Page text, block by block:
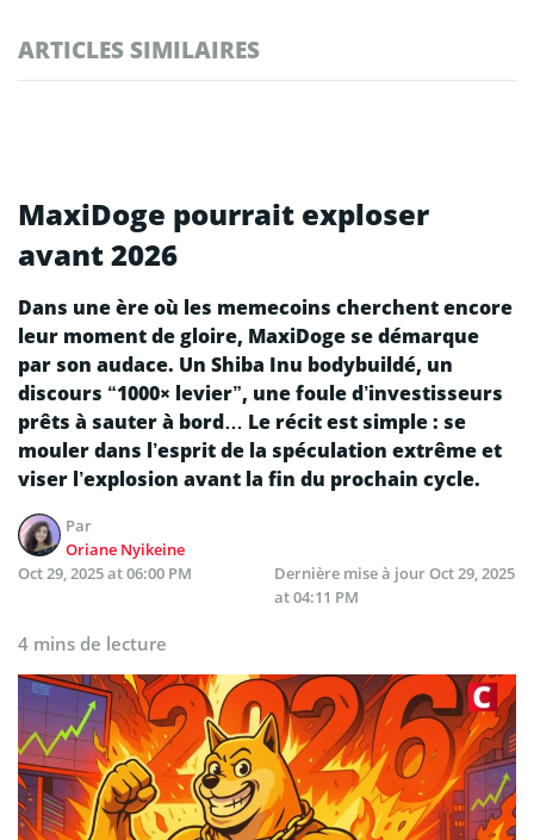
ARTICLES SIMILAIRES
MaxiDoge pourrait exploser
avant 2026
Dans une ère où les memecoins cherchent encore
leur moment de gloire, MaxiDoge se démarque
par son audace. Un Shiba Inu bodybuildé, un
discours “1000× levier”, une foule d’investisseurs
prêts à sauter à bord… Le récit est simple : se
mouler dans l’esprit de la spéculation extrême et
viser l’explosion avant la fin du prochain cycle.
Par
Oriane Nyikeine
Oct 29, 2025 at 06:00 PM
Dernière mise à jourOct 29, 2025
at 04:11 PM
4 mins de lecture